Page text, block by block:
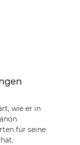
wie er in
für seine